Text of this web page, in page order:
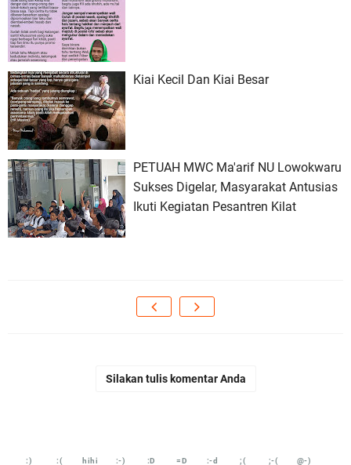
Kiai Kecil Dan Kiai Besar
PETUAH MWC Ma'arif NU Lowokwaru
Sukses Digelar, Masyarakat Antusias
Ikuti Kegiatan Pesantren Kilat
Silakan tulis komentar Anda
:) :( hihi :-) :D =D :-d ;( ;-( @-)